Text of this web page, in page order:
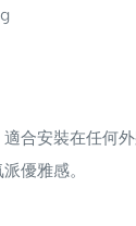
合安裝在任何
優雅感。